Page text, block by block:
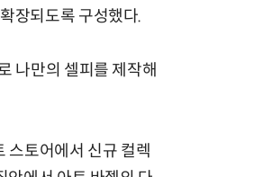
장되도록 구성했다.
나만의 셀피를 제작해
스토어에서 신규 컬렉